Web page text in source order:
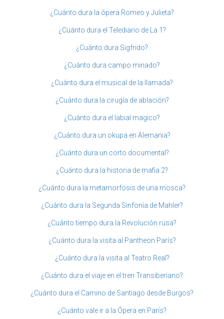
¿Cuánto dura la ópera Romeo y Julieta?
¿Cuánto dura el Telediario de La 1?
¿Cuánto dura Sigfrido?
¿Cuánto dura campo minado?
¿Cuánto dura el musical de la llamada?
¿Cuánto dura la cirugía de ablación?
¿Cuánto dura el labial magico?
¿Cuánto dura un okupa en Alemania?
¿Cuánto dura un corto documental?
¿Cuánto dura la historia de mafia 2?
¿Cuánto dura la metamorfosis de una mosca?
¿Cuánto dura la Segunda Sinfonía de Mahler?
¿Cuánto tiempo dura la Revolución rusa?
¿Cuánto dura la visita al Pantheon París?
¿Cuánto dura la visita al Teatro Real?
¿Cuánto dura el viaje en el tren Transiberiano?
¿Cuánto dura el Camino de Santiago desde Burgos?
¿Cuánto vale ir a la Ópera en París?